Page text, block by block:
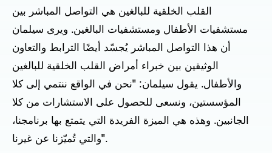
القلب الخلقية للبالغين هي التواصل المباشر بين
مستشفيات الأطفال ومستشفيات البالغين. ويرى سيلمان
أن هذا التواصل المباشر يُجسّد أيضًا الترابط والتعاون
الوثيقين بين خبراء أمراض القلب الخلقية للبالغين
والأطفال. يقول سيلمان: "نحن في الواقع ننتمي إلى كلا
المؤسستين، ونسعى للحصول على الاستشارات من كلا
الجانبين. وهذه هي الميزة الفريدة التي يتمتع بها برنامجنا،
والتي تُميّزنا عن غيرنا".